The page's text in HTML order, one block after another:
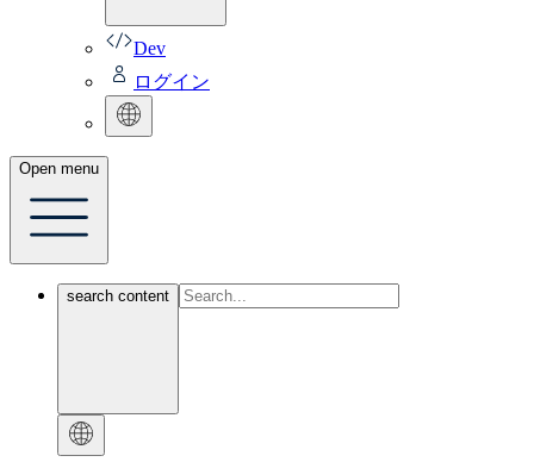
Dev
ログイン
Open menu
search content